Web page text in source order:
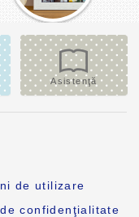
Asistenţă
de utilizare
confidenţialitate